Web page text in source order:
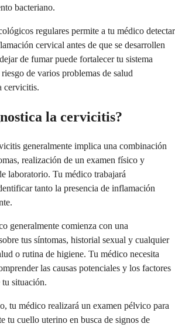
bacteriano.
regulares permite a tu médico detectar
cervical antes de que se desarrollen
de fumar puede fortalecer tu sistema
de varios problemas de salud
cervicitis.
la cervicitis?
generalmente implica una combinación
realización de un examen físico y
laboratorio. Tu médico trabajará
tanto la presencia de inflamación
generalmente comienza con una
tus síntomas, historial sexual y cualquier
o rutina de higiene. Tu médico necesita
las causas potenciales y los factores
tu situación.
tu médico realizará un examen pélvico para
tu cuello uterino en busca de signos de